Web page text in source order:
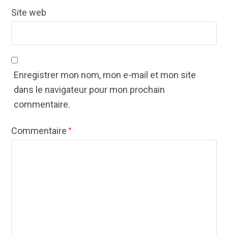
Site web
Enregistrer mon nom, mon e-mail et mon site
dans le navigateur pour mon prochain
commentaire.
Commentaire*